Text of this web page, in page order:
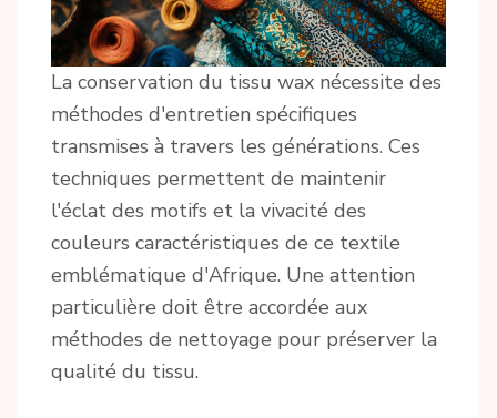
La conservation du tissu wax nécessite des
méthodes d'entretien spécifiques
transmises à travers les générations. Ces
techniques permettent de maintenir
l'éclat des motifs et la vivacité des
couleurs caractéristiques de ce textile
emblématique d'Afrique. Une attention
particulière doit être accordée aux
méthodes de nettoyage pour préserver la
qualité du tissu.